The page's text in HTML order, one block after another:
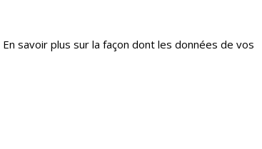
En savoir plus sur la façon dont les données de vos